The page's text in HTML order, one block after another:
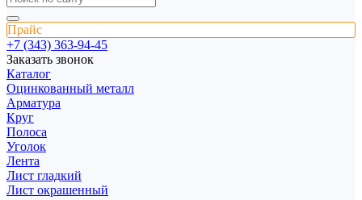
Прайс
+7 (343) 363-94-45
Заказать звонок
Каталог
Оцинкованный металл
Арматура
Круг
Полоса
Уголок
Лента
Лист гладкий
Лист окрашенный